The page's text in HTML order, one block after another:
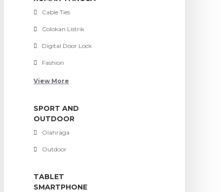
Cable Ties
Colokan Listrik
Digital Door Lock
Fashion
View More
SPORT AND
OUTDOOR
Olahraga
Outdoor
TABLET
SMARTPHONE